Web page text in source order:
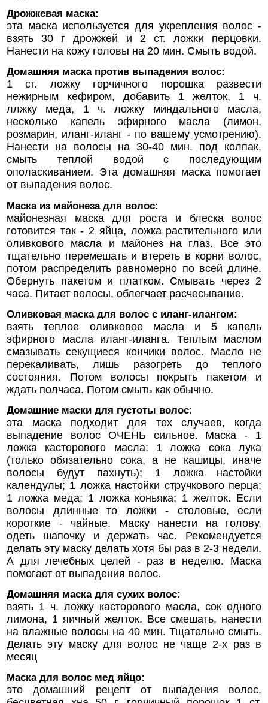
Дрожжевая маска:
эта маска используется для укрепления волос -
взять 30 г дрожжей и 2 ст. ложки перцовки.
Нанести на кожу головы на 20 мин. Смыть водой.
Домашняя маска против выпадения волос:
1 ст. ложку горчичного порошка развести
нежирным кефиром, добавить 1 желток, 1 ч.
ллжку меда, 1 ч. ложку миндального масла,
несколько капель эфирного масла (лимон,
розмарин, иланг-иланг - по вашему усмотрению).
Нанести на волосы на 30-40 мин. под колпак,
смыть теплой водой с последующим
ополаскиванием. Эта домашняя маска помогает
от выпадения волос.
Маска из майонеза для волос:
майонезная маска для роста и блеска волос
готовится так - 2 яйца, ложка растительного или
оливкового масла и майонез на глаз. Все это
тщательно перемешать и втереть в корни волос,
потом распределить равномерно по всей длине.
Обернуть пакетом и платком. Смывать через 2
часа. Питает волосы, облегчает расчесывание.
Оливковая маска для волос с иланг-илангом:
взять теплое оливковое масла и 5 капель
эфирного масла иланг-иланга. Теплым маслом
смазывать секущиеся кончики волос. Масло не
перекаливать, лишь разогреть до теплого
состояния. Потом волосы покрыть пакетом и
ждать полчаса. Потом смыть как обычно.
Домашние маски для густоты волос:
эта маска подходит для тех случаев, когда
выпадение волос ОЧЕНЬ сильное. Маска - 1
ложка касторового масла; 1 ложка сока лука
(только обязательно сока, а не кашицы, иначе
волосы будут пахнуть); 1 ложка настойки
календулы; 1 ложка настойки стручкового перца;
1 ложка меда; 1 ложка коньяка; 1 желток. Если
волосы длинные то ложки - столовые, если
короткие - чайные. Маску нанести на голову,
одеть шапочку и держать час. Рекомендуется
делать эту маску делать хотя бы раз в 2-3 недели.
А для лечебных целей - раз в неделю. Маска
помогает от выпадения волос.
Домашняя маска для сухих волос:
взять 1 ч. ложку касторового масла, сок одного
лимона, 1 яичный желток. Все смешать, нанести
на влажные волосы на 40 мин. Тщательно смыть.
Делать эту маску для волос не чаще 2-х раз в
месяц
Маска для волос мед яйцо:
это домашний рецепт от выпадения волос,